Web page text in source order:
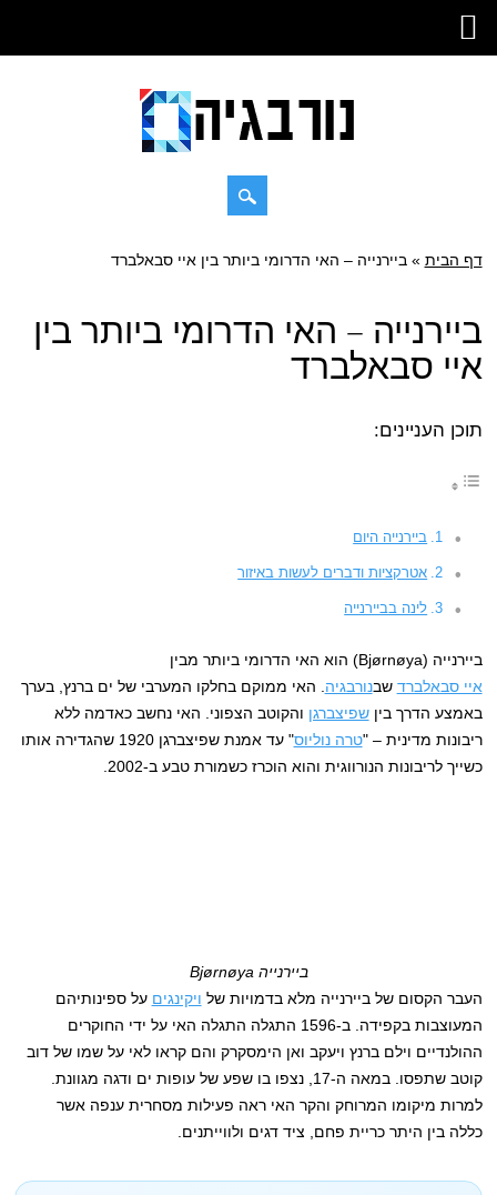
Main menu
Skip
דף הבית »ביירנייה – האי הדרומי ביותר בין איי סבאלברד
ביירנייה – האי הדרומי ביותר בין
איי סבאלברד
תוכן העניינים:
ביירנייה היום
אטרקציות ודברים לעשות באיזור
לינה בביירנייה
ביירנייה (Bjørnøya) הוא האי הדרומי ביותר מבין
איי סבאלברד שבנורבגיה . האי ממוקם בחלקו המערבי של ים ברנץ, בערך
באמצע הדרך ביןשפיצברגן והקוטב הצפוני. האי נחשב כאדמה ללא
ריבונות מדינית – "טרה נוליוס
" עד אמנת שפיצברגן 1920 שהגדירה אותו
כשייך לריבונות הנורווגית והוא הוכרז כשמורת טבע ב-2002.
ביירנייה Bjørnøya
העבר הקסום של ביירנייה מלא בדמויות של ויקינגים על ספינותיהם
המעוצבות בקפידה. ב-1596 התגלה התגלה האי על ידי החוקרים
ההולנדיים וילם ברנץ ויעקב ואן הימסקרק והם קראו לאי על שמו של דוב
קוטב שתפסו. במאה ה-17, נצפו בו שפע של עופות ים ודגה מגוונת.
למרות מיקומו המרוחק והקר האי ראה פעילות מסחרית ענפה אשר
כללה בין היתר כריית פחם, ציד דגים ולווייתנים.